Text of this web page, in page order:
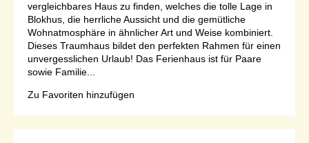
vergleichbares Haus zu finden, welches die tolle Lage in
Blokhus, die herrliche Aussicht und die gemütliche
Wohnatmosphäre in ähnlicher Art und Weise kombiniert.
Dieses Traumhaus bildet den perfekten Rahmen für einen
unvergesslichen Urlaub! Das Ferienhaus ist für Paare
sowie Familie...
Zu Favoriten hinzufügen